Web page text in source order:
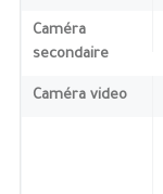
Caméra
secondaire
Caméra video